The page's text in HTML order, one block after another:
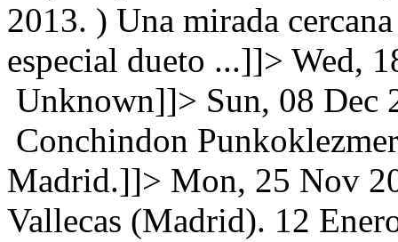
2013. ) Una mirada
especial dueto ...]]> Wed,
Unknown]]> Sun, 08 Dec
Conchindon
Madrid.]]> Mon, 25 Nov
Vallecas (Madrid). 12